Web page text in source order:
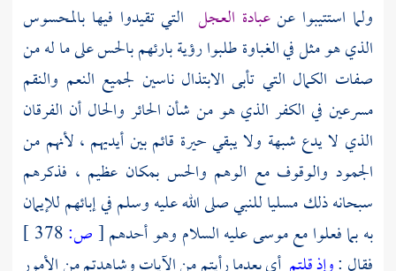
ولما استتيبوا عنعبادة العجل التي تقيدوا فيها بالمحسوس
الذي هو مثل في الغباوة طلبوا رؤية بارئهم بالحس على ما له من
صفات الكمال التي تأبى الابتذال ناسين لجميع النعم والنقم
مسرعين في الكفر الذي هو من شأن الحائر والحال أن الفرقان
الذي لا يدع شبهة ولا يبقي حيرة قائم بين أيديهم ، لأنهم من
الجمود والوقوف مع الوهم والحس بمكان عظيم ، فذكرهم
سبحانه ذلك مسليا للنبي صلى الله عليه وسلم في إبائهم للإيمان
به بما فعلوا معموسىعليه السلام وهو أحدهم[ص: